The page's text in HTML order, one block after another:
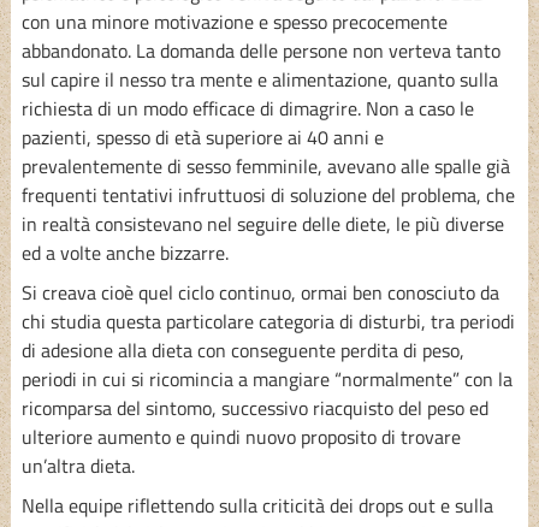
con una minore motivazione e spesso precocemente
abbandonato. La domanda delle persone non verteva tanto
sul capire il nesso tra mente e alimentazione, quanto sulla
richiesta di un modo efficace di dimagrire. Non a caso le
pazienti, spesso di età superiore ai 40 anni e
prevalentemente di sesso femminile, avevano alle spalle già
frequenti tentativi infruttuosi di soluzione del problema, che
in realtà consistevano nel seguire delle diete, le più diverse
ed a volte anche bizzarre.
Si creava cioè quel ciclo continuo, ormai ben conosciuto da
chi studia questa particolare categoria di disturbi, tra periodi
di adesione alla dieta con conseguente perdita di peso,
periodi in cui si ricomincia a mangiare “normalmente” con la
ricomparsa del sintomo, successivo riacquisto del peso ed
ulteriore aumento e quindi nuovo proposito di trovare
un’altra dieta.
Nella equipe riflettendo sulla criticità dei drops out e sulla